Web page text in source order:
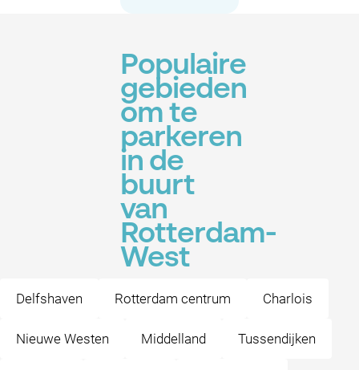
Populaire
gebieden
om te
parkeren
in de
buurt
van
Rotterdam-
West
Delfshaven Rotterdam centrum Charlois
Nieuwe Westen Middelland Tussendijken